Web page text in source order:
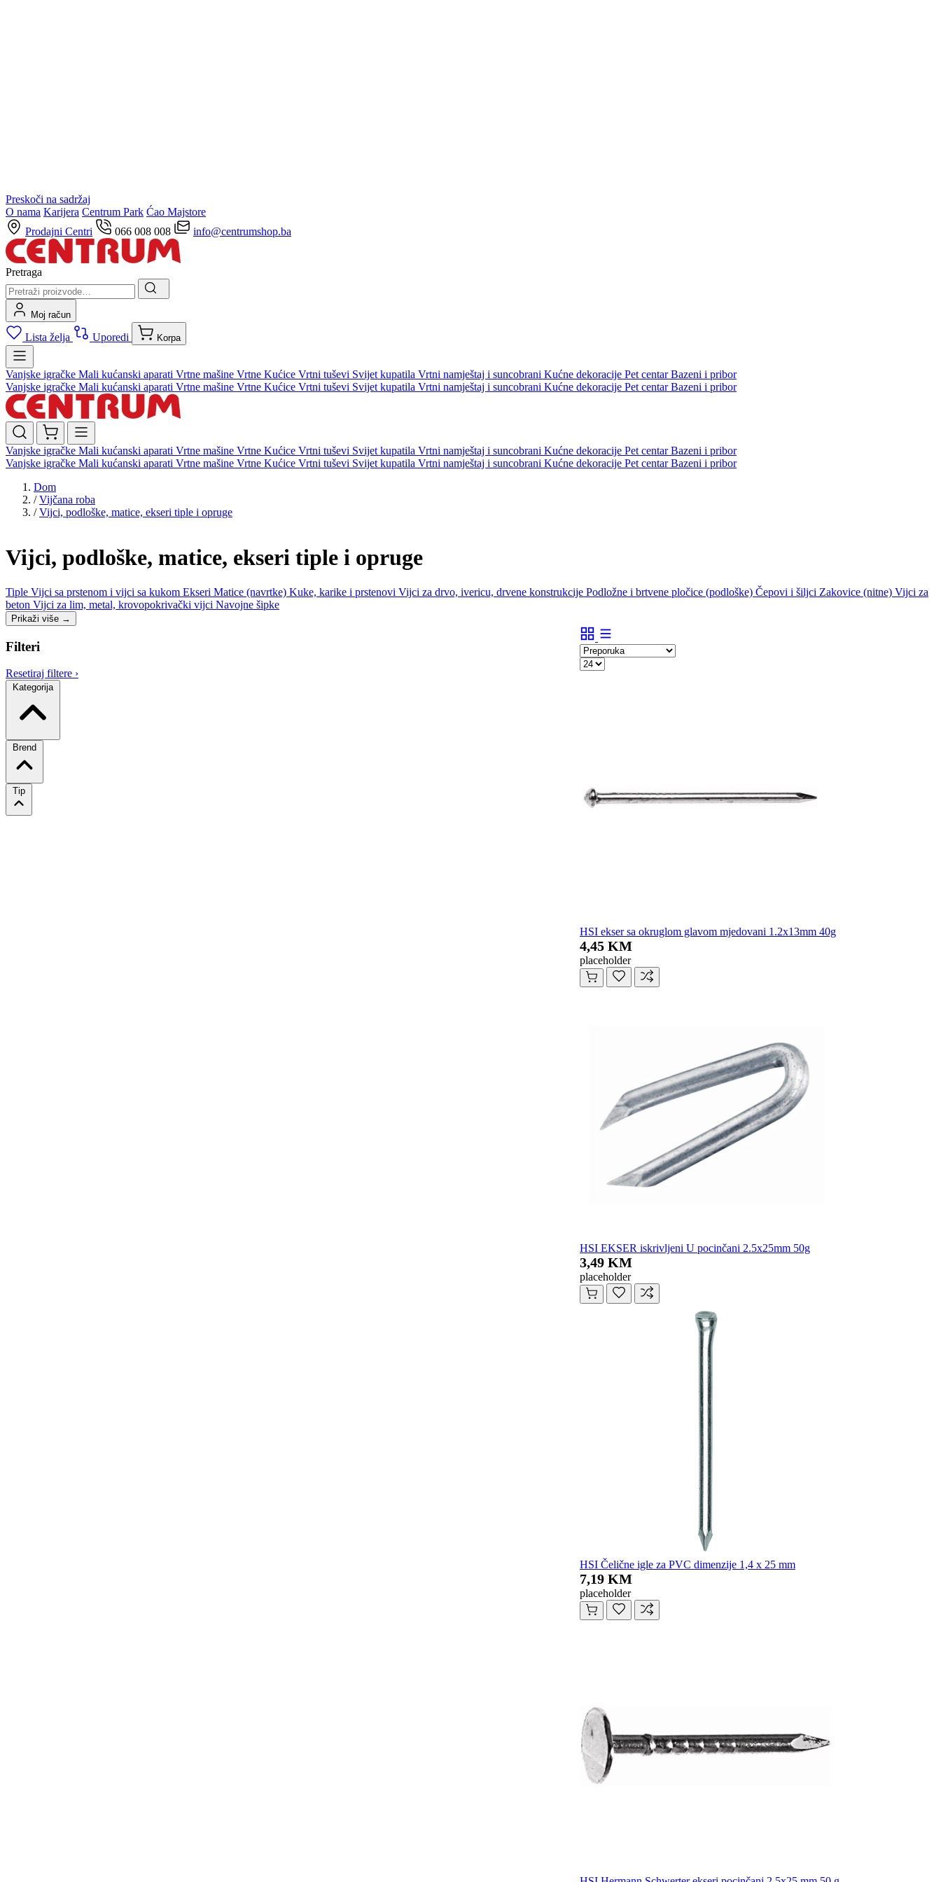
Preskoči na sadržaj
O nama Karijera Centrum Park Ćao Majstore
Prodajni Centri
066 008 008 info@centrumshop.ba
Pretraga
Moj račun
Lista želja Uporedi Korpa
Vanjske igračke Mali kućanski aparati Vrtne mašine Vrtne Kućice Vrtni tuševi Svijet kupatila Vrtni namještaj i suncobrani Kućne dekoracije Pet centarBazeni i pribor
Vanjske igračke Mali kućanski aparati Vrtne mašine Vrtne Kućice Vrtni tuševi Svijet kupatila Vrtni namještaj i suncobrani Kućne dekoracije Pet centarBazeni i pribor
Vanjske igračke Mali kućanski aparati Vrtne mašine Vrtne Kućice Vrtni tuševi Svijet kupatila Vrtni namještaj i suncobrani Kućne dekoracije Pet centarBazeni i pribor
Vanjske igračke Mali kućanski aparati Vrtne mašine Vrtne Kućice Vrtni tuševi Svijet kupatila Vrtni namještaj i suncobrani Kućne dekoracije Pet centarBazeni i pribor
Dom
/ Vijčana roba
/ Vijci, podloške, matice, ekseri tiple i opruge
Vijci, podloške, matice, ekseri tiple i opruge
Tiple Vijci sa prstenom i vijci sa kukom Ekseri Matice (navrtke) Kuke, karike i prstenovi Vijci za drvo, ivericu, drvene konstrukcije Podložne i brtvene pločice (podloške) Čepovi i šiljci Zakovice (nitne) Vijci za
beton Vijci za lim, metal, krovopokrivački vijci Navojne šipke
Prikaži više →
Filteri
Resetiraj filtere ›
Kategorija
Brend
Tip
HSI ekser sa okruglom glavom mjedovani 1.2x13mm 40g
4,45 KM
placeholder
HSI EKSER iskrivljeni U pocinčani 2.5x25mm 50g
3,49 KM
placeholder
HSI Čelične igle za PVC dimenzije 1,4 x 25 mm
7,19 KM
placeholder